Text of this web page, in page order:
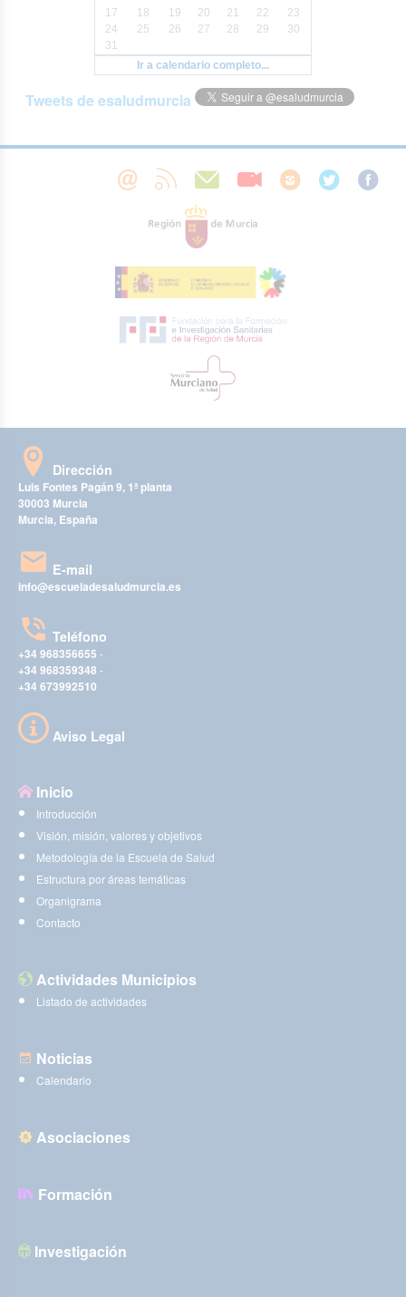
17
18 19 20 21 22
23
24
25 26 27 28 29
30
31
Ir a calendario completo...
Tweets de esaludmurcia
Dirección
Luis Fontes Pagán 9, 1ª planta
30003 Murcia
Murcia, España
E-mail
info@escueladesaludmurcia.es
Teléfono
+34 968356655 -
+34 968359348 -
+34 673992510
Aviso Legal
Inicio
Introducción
Visión, misión, valores y objetivos
Metodología de la Escuela de Salud
Estructura por áreas temáticas
Organigrama
Contacto
Actividades Municipios
Listado de actividades
Noticias
Calendario
Asociaciones
Formación
Investigación